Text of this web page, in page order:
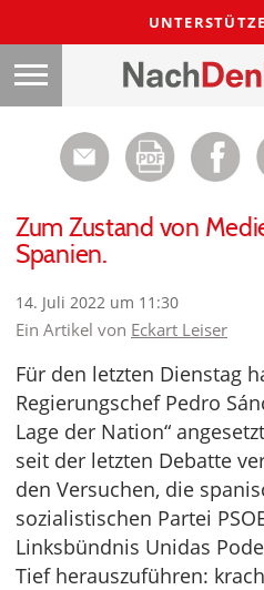
Zum Zustand von
Spanien.
14. Juli 2022 um 11:30
Ein Artikel von Eckart Leiser
Für den letzten Dienstag
Regierungschef Pedro
Lage der Nation“
seit der letzten Debatte
den Versuchen, die
sozialistischen Partei
Linksbündnis Unidas
Tief herauszuführen: